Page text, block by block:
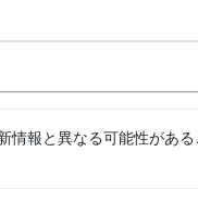
情報と異なる可能性があ